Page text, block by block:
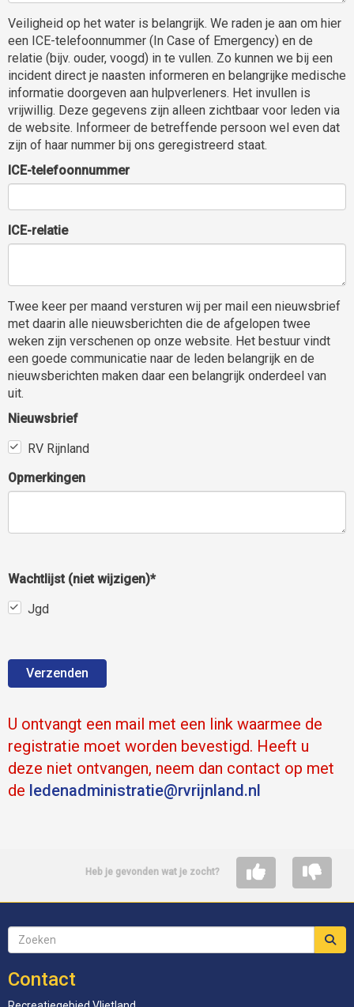
Veiligheid op het water is belangrijk. We raden je aan om hier
een ICE-telefoonnummer (In Case of Emergency) en de
relatie (bijv. ouder, voogd) in te vullen. Zo kunnen we bij een
incident direct je naasten informeren en belangrijke medische
informatie doorgeven aan hulpverleners. Het invullen is
vrijwillig. Deze gegevens zijn alleen zichtbaar voor leden via
de website. Informeer de betreffende persoon wel even dat
zijn of haar nummer bij ons geregistreerd staat.
ICE-telefoonnummer
ICE-relatie
Twee keer per maand versturen wij per mail een nieuwsbrief
met daarin alle nieuwsberichten die de afgelopen twee
weken zijn verschenen op onze website. Het bestuur vindt
een goede communicatie naar de leden belangrijk en de
nieuwsberichten maken daar een belangrijk onderdeel van
uit.
Nieuwsbrief
RV Rijnland
Opmerkingen
Wachtlijst (niet wijzigen)*
Jgd
Verzenden
U ontvangt een mail met een link waarmee de
registratie moet worden bevestigd. Heeft u
deze niet ontvangen, neem dan contact op met
de eitartsinimdanedel@rvrijnland.nl
Heb je gevonden wat je zocht?
Contact